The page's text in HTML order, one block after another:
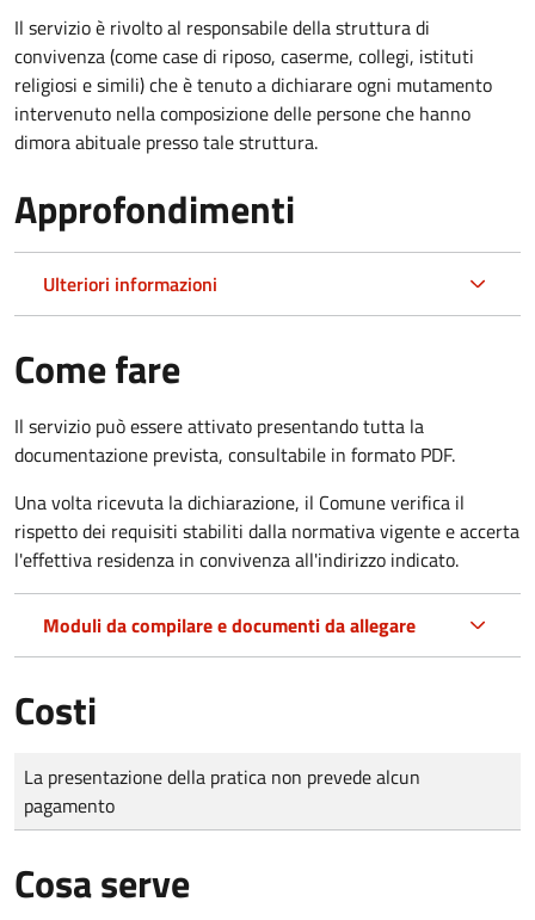
Il servizio è rivolto al responsabile della struttura di
convivenza (come case di riposo, caserme, collegi, istituti
religiosi e simili) che è tenuto a dichiarare ogni mutamento
intervenuto nella composizione delle persone che hanno
dimora abituale presso tale struttura.
Approfondimenti
Ulteriori informazioni
Come fare
Il servizio può essere attivato presentando tutta la
documentazione prevista, consultabile in formato PDF.
Una volta ricevuta la dichiarazione, il Comune verifica il
rispetto dei requisiti stabiliti dalla normativa vigente e accerta
l'effettiva residenza in convivenza all'indirizzo indicato.
Moduli da compilare e documenti da allegare
Costi
Tipo di pagamento
Importo
La presentazione della pratica non prevede alcun
pagamento
Cosa serve